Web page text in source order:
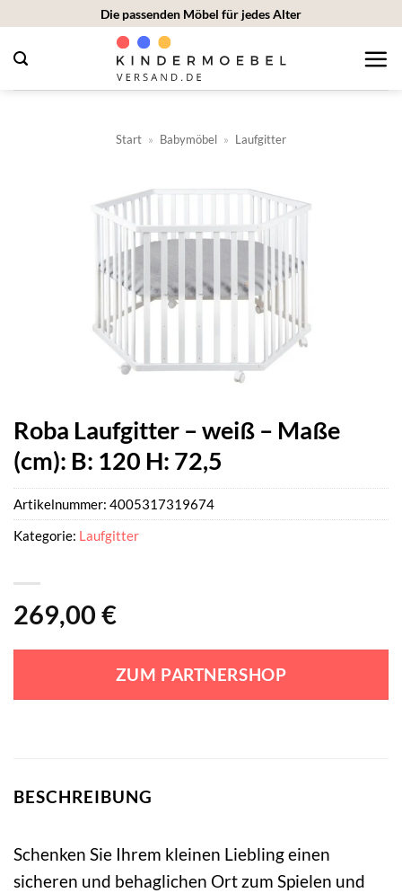
springen
Die passenden Möbel für jedes Alter
Start » Babymöbel » Laufgitter
Roba Laufgitter – weiß – Maße
(cm): B: 120 H: 72,5
269,00 €
ZUM PARTNERSHOP
Artikelnummer: 4005317319674
Kategorie: Laufgitter
BESCHREIBUNG
Schenken Sie Ihrem kleinen Liebling einen
sicheren und behaglichen Ort zum Spielen und